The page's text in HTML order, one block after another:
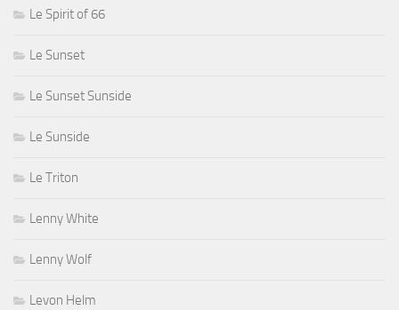
Le Spirit of 66
Le Sunset
Le Sunset Sunside
Le Sunside
Le Triton
Lenny White
Lenny Wolf
Levon Helm